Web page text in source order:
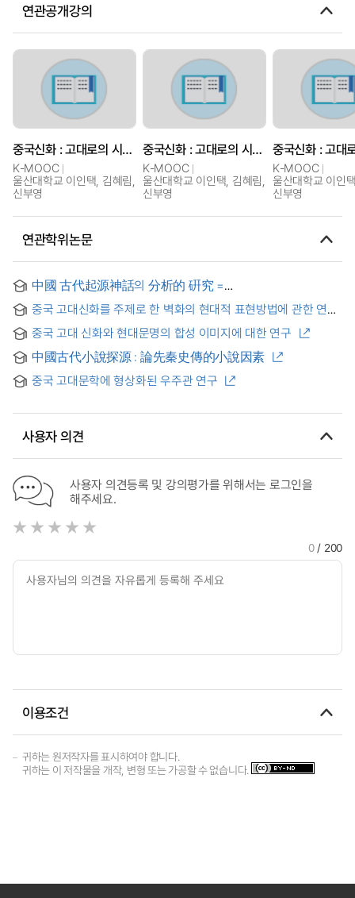
연관공개강의
중국신화 : 고대로의 시간여행Ⅰ
K-MOOC
울산대학교 이인택, 김혜림,
신부영
중국신화 : 고대로의 시간여행Ⅰ
K-MOOC
울산대학교 이인택, 김혜림,
신부영
K-MOOC
울산대학교 이인
신부영
연관학위논문
中國 古代起源神話의 分析的 硏究 =
中國古代起源神話之分析 硏究
중국 고대신화를 주제로 한 벽화의 현대적 표현방법에 관한 연구
= The Correlational Research of Chinese Myth-fresco's
Modern Expression Methods
중국 고대 신화와 현대문명의 합성 이미지에 대한 연구
中國古代小說探源 : 論先秦史傳的小說因素
중국 고대문학에 형상화된 우주관 연구
사용자 의견
사용자 의견등록 및 강의평가를 위해서는 로그인을
해주세요.
0/ 200
이용조건
귀하는 원저작자를 표시하여야 합니다.
귀하는 이 저작물을 개작, 변형 또는 가공할 수 없습니다.